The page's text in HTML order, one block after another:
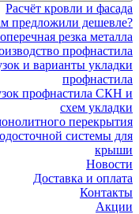
Расчёт кровли и фасада
предложили дешевле?
резка металла
профнастила
и варианты укладки
профнастила
профнастила СКН и
схем укладки
перекрытия
системы для
крыши
Новости
Доставка и оплата
Контакты
Акции